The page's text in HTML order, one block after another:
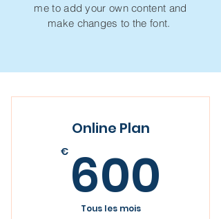
me to add your own content and
make changes to the font.
Online Plan
€ 600
Tous les mois